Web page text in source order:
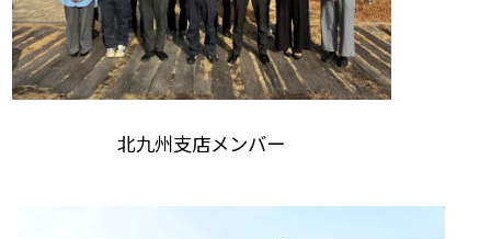
北九州支店メンバー